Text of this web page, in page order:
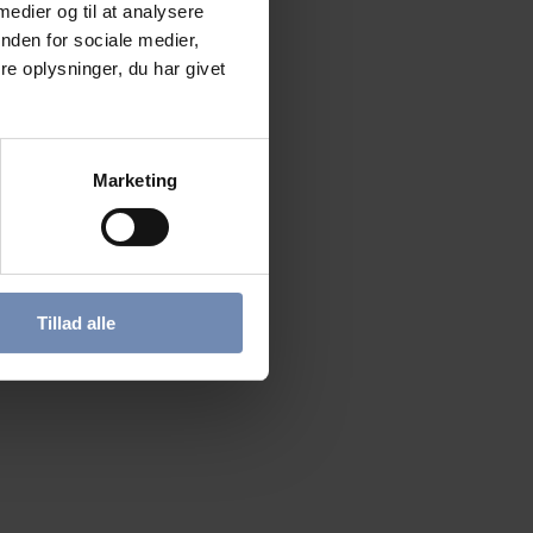
og til at analysere
for sociale medier,
oplysninger, du har givet
Marketing
Tillad alle